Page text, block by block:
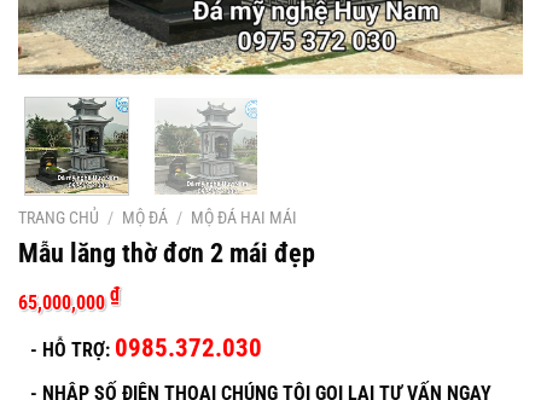
TRANG CHỦ / MỘ ĐÁ / MỘ ĐÁ HAI MÁI
Mẫu lăng thờ đơn 2 mái đẹp
65,000,000₫
- HỖ TRỢ: 0985.372.030
- NHẬP SỐ ĐIỆN THOẠI CHÚNG TÔI GỌI LẠI TƯ VẤN NGAY